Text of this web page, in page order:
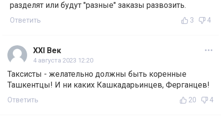
разделят или будут "разные" заказы развозить.
Ответить 3 4
ХХl Век
4 августа 2023 12:20
Таксисты - желательно должны быть коренные
Ташкентцы! И ни каких Кашкадарьинцев, Ферганцев!
Ответить 20 4